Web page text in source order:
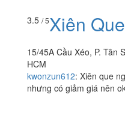
vọng lần...